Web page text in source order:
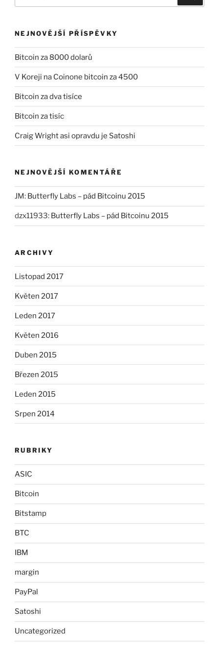
NEJNOVĚJŠÍ PŘÍSPĚVKY
Bitcoin za 8000 dolarů
V Koreji na Coinone bitcoin za 4500
Bitcoin za dva tisíce
Bitcoin za tisíc
Craig Wright asi opravdu je Satoshi
NEJNOVĚJŠÍ KOMENTÁŘE
JM: Butterfly Labs – pád Bitcoinu 2015
dzx11933: Butterfly Labs – pád Bitcoinu 2015
ARCHIVY
Listopad 2017
Květen 2017
Leden 2017
Květen 2016
Duben 2015
Březen 2015
Leden 2015
Srpen 2014
RUBRIKY
ASIC
Bitcoin
Bitstamp
BTC
IBM
margin
PayPal
Satoshi
Uncategorized